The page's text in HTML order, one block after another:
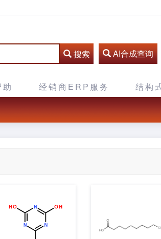
搜索 AI合成查询
经销商ERP服务 结构